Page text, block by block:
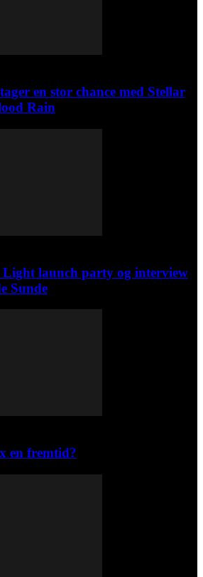
en stor chance med Stellar
Rain
Light launch party og interview
Sunde
en fremtid?